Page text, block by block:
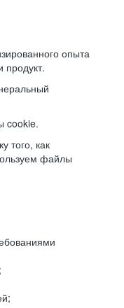
опыта
продукт.
cookie.
того, как
файлы